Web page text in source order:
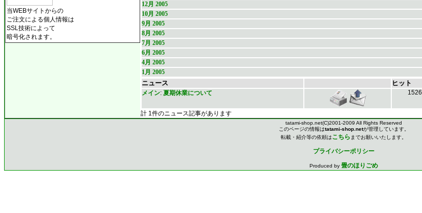
当WEBサイトからの
ご注文による個人情報は
SSL技術によって
暗号化されます。
12月 2005
10月 2005
9月 2005
8月 2005
7月 2005
6月 2005
4月 2005
1月 2005
ニュース ヒット
メイン: 夏期休業について 1526
計 1件のニュース記事があります
tatami-shop.net(C)2001-2009 All Rights Reserved
このページの情報はtatami-shop.netが管理しています。
転載・紹介等の依頼はこちら までお願いいたします。
プライバシーポリシー
Produced by 畳のほりごめ